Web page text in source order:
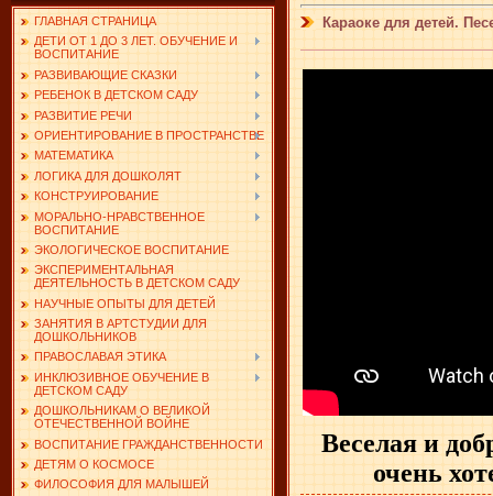
ГЛАВНАЯ СТРАНИЦА
ДЕТИ ОТ 1 ДО 3 ЛЕТ. ОБУЧЕНИЕ И
ВОСПИТАНИЕ
РАЗВИВАЮЩИЕ СКАЗКИ
РЕБЕНОК В ДЕТСКОМ САДУ
РАЗВИТИЕ РЕЧИ
ОРИЕНТИРОВАНИЕ В ПРОСТРАНСТВЕ
МАТЕМАТИКА
ЛОГИКА ДЛЯ ДОШКОЛЯТ
КОНСТРУИРОВАНИЕ
МОРАЛЬНО-НРАВСТВЕННОЕ
ВОСПИТАНИЕ
ЭКОЛОГИЧЕСКОЕ ВОСПИТАНИЕ
ЭКСПЕРИМЕНТАЛЬНАЯ
ДЕЯТЕЛЬНОСТЬ В ДЕТСКОМ САДУ
НАУЧНЫЕ ОПЫТЫ ДЛЯ ДЕТЕЙ
ЗАНЯТИЯ В АРТСТУДИИ ДЛЯ
ДОШКОЛЬНИКОВ
ПРАВОСЛАВАЯ ЭТИКА
ИНКЛЮЗИВНОЕ ОБУЧЕНИЕ В
ДЕТСКОМ САДУ
ДОШКОЛЬНИКАМ О ВЕЛИКОЙ
ОТЕЧЕСТВЕННОЙ ВОЙНЕ
ВОСПИТАНИЕ ГРАЖДАНСТВЕННОСТИ
ДЕТЯМ О КОСМОСЕ
ФИЛОСОФИЯ ДЛЯ МАЛЫШЕЙ
Караоке для детей.
Веселая и
очень